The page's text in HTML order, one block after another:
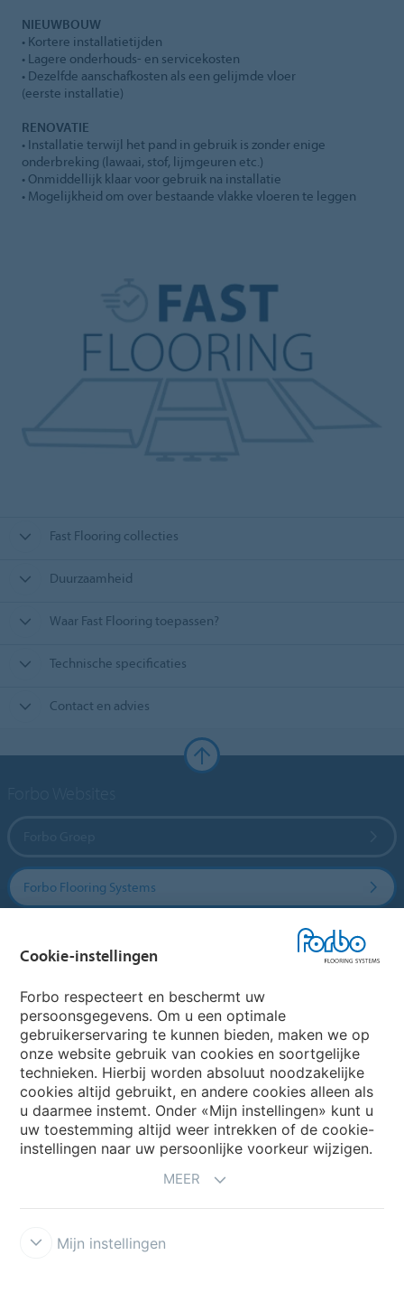
NIEUWBOUW
• Kortere installatietijden
• Lagere onderhouds- en servicekosten
• Dezelfde aanschafkosten als een gelijmde vloer
(eerste installatie)
RENOVATIE
• Installatie terwijl het pand in gebruik is zonder enige
onderbreking (lawaai, stof, lijmgeuren etc.)
• Onmiddellijk klaar voor gebruik na installatie
• Mogelijkheid om over bestaande vlakke vloeren te leggen
Fast Flooring collecties
Duurzaamheid
Waar Fast Flooring toepassen?
Technische specificaties
Contact en advies
Forbo Flooring Systems
Website
Kies uw land
My Forbo
NIEUWSBRIEF
Cookie-instellingen
Forbo respecteert en beschermt uw
persoonsgegevens. Om u een optimale
gebruikerservaring te kunnen bieden, maken we op
onze website gebruik van cookies en soortgelijke
technieken. Hierbij worden absoluut noodzakelijke
cookies altijd gebruikt, en andere cookies alleen als
u daarmee instemt. Onder «Mijn instellingen» kunt u
uw toestemming altijd weer intrekken of de cookie-
instellingen naar uw persoonlijke voorkeur wijzigen.
MEER
Mijn instellingen